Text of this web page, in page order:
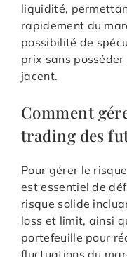
liquidité,
rapidement du
possibilité de
prix sans
jacent.
Comment
trading des
Pour gérer le
est essentiel de
risque solide
loss et limit, ainsi
portefeuille pour
fluctuations du